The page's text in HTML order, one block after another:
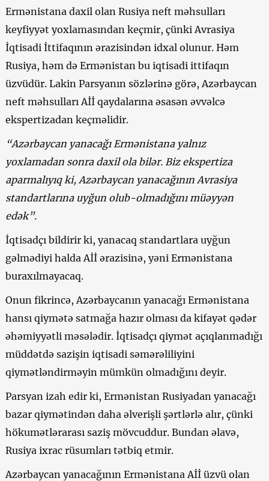
Ermənistana daxil olan Rusiya neft məhsulları
keyfiyyət yoxlamasından keçmir, çünki Avrasiya
İqtisadi İttifaqının ərazisindən idxal olunur. Həm
Rusiya, həm də Ermənistan bu iqtisadi ittifaqın
üzvüdür. Lakin Parsyanın sözlərinə görə, Azərbaycan
neft məhsulları Aİİ qaydalarına əsasən əvvəlcə
ekspertizadan keçməlidir.
“Azərbaycan yanacağı Ermənistana yalnız
yoxlamadan sonra daxil ola bilər. Biz ekspertiza
aparmalıyıq ki, Azərbaycan yanacağının Avrasiya
standartlarına uyğun olub-olmadığını müəyyən
edək”.
İqtisadçı bildirir ki, yanacaq standartlara uyğun
gəlmədiyi halda Aİİ ərazisinə, yəni Ermənistana
buraxılmayacaq.
Onun fikrincə, Azərbaycanın yanacağı Ermənistana
hansı qiymətə satmağa hazır olması da kifayət qədər
əhəmiyyətli məsələdir. İqtisadçı qiymət açıqlanmadığı
müddətdə sazişin iqtisadi səmərəliliyini
qiymətləndirməyin mümkün olmadığını deyir.
Parsya­n izah edir ki, Ermənistan Rusiyadan yanacağı
bazar qiymətindən daha əlverişli şərtlərlə alır, çünki
hökumətlərarası saziş mövcuddur. Bundan əlavə,
Rusiya ixrac rüsumları tətbiq etmir.
Azərbaycan yanacağının Ermənistana Aİİ üzvü olan